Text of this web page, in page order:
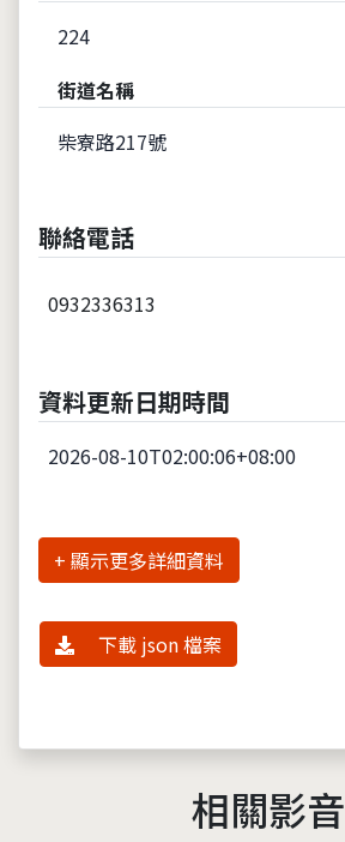
224
街道名稱
柴寮路217號
聯絡電話
0932336313
資料更新日期時間
2026-08-10T02:00:06+08:00
詳細資料
下載 json 檔案
相關影音